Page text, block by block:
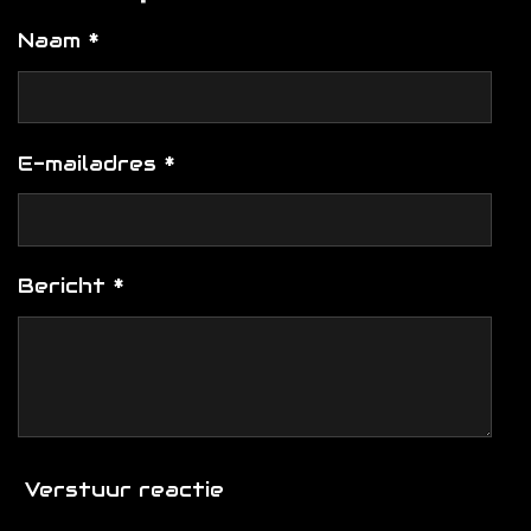
n
e
n
Naam *
E-mailadres *
Bericht *
Verstuur reactie